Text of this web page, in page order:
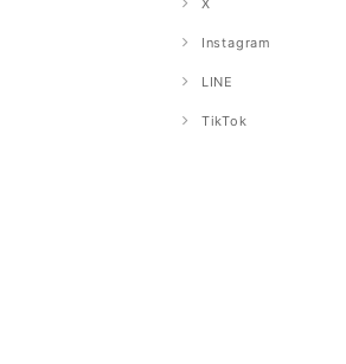
X
Instagram
LINE
TikTok